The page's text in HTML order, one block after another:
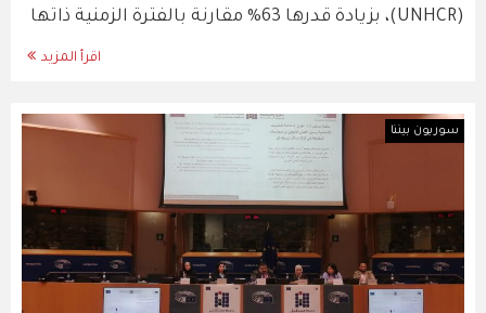
(UNHCR)، بزيادة قدرها 63% مقارنة بالفترة الزمنية ذاتها
اقرأ المزيد
سوريون بيننا